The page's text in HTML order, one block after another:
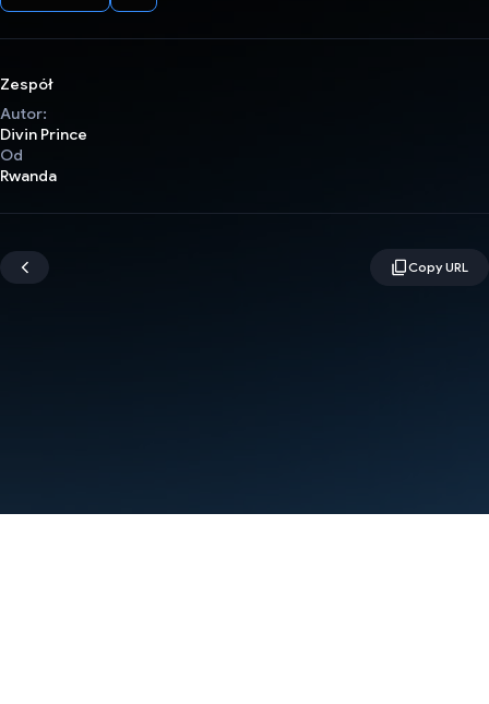
Zespół
Autor:
Divin Prince
Od
Rwanda